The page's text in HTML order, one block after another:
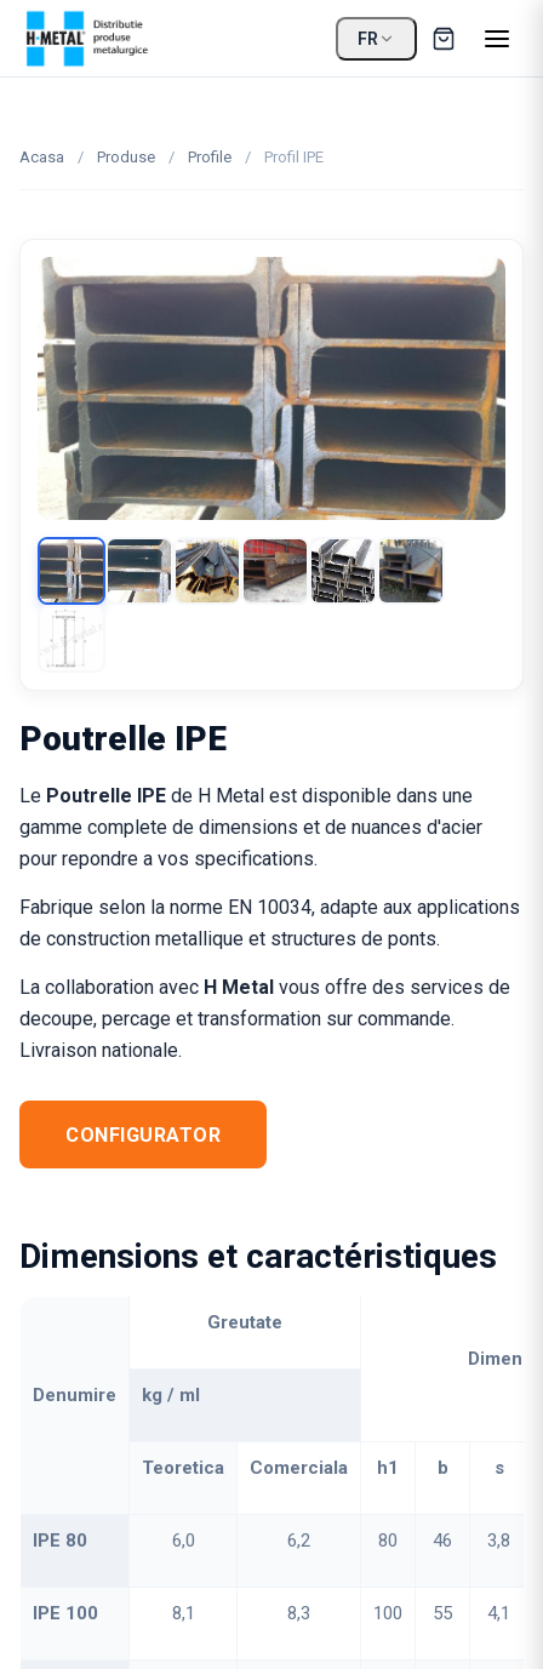
FR
Acasa / Produse / Profile / Profil IPE
Poutrelle IPE
Le Poutrelle IPE de H Metal est disponible dans une
gamme complete de dimensions et de nuances d'acier
pour repondre a vos specifications.
Fabrique selon la norme EN 10034, adapte aux applications
de construction metallique et structures de ponts.
La collaboration avec H Metal vous offre des services de
decoupe, percage et transformation sur commande.
Livraison nationale.
CONFIGURATOR
Dimensions et caractéristiques
Denumire
Greutate
kg / ml
Teoretica Comerciala h1 b s
IPE 80 6,0 6,2 80 46 3,8
IPE 100 8,1 8,3 100 55 4,1